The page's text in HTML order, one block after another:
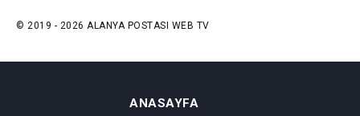
© 2019 - 2026 ALANYA POSTASI WEB TV
ANASAYFA